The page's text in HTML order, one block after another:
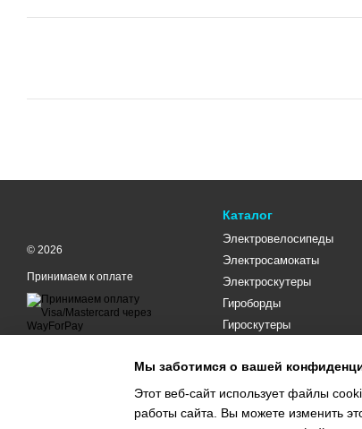
© 2026
Принимаем к оплате
Каталог
Электровелосипеды
Электросамокаты
Электроскутеры
Гироборды
Гироскутеры
Мы заботимся о вашей
Этот веб-сайт использует файлы
работы сайта. Вы можете изменить